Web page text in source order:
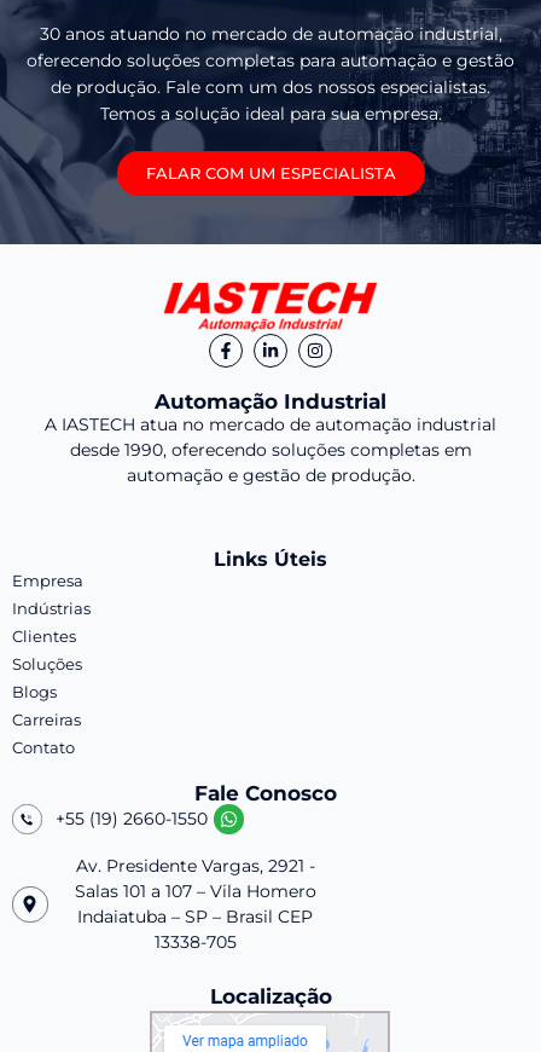
30 anos atuando no mercado de automação industrial,
oferecendo soluções completas para automação e gestão
de produção. Fale com um dos nossos especialistas.
Temos a solução ideal para sua empresa.
FALAR COM UM ESPECIALISTA
Automação Industrial
A IASTECH atua no mercado de automação industrial
desde 1990, oferecendo soluções completas em
automação e gestão de produção.
Links Úteis
Empresa
Indústrias
Clientes
Soluções
Blogs
Carreiras
Contato
Fale Conosco
+55 (19) 2660-1550
Av. Presidente Vargas, 2921 -
Salas 101 a 107 – Vila Homero
Indaiatuba – SP – Brasil CEP
13338-705
Localização